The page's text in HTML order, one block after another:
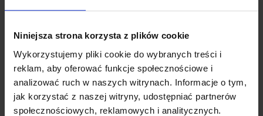
Niniejsza strona korzysta z plików cookie
Wykorzystujemy pliki cookie do wybranych treści i
reklam, aby oferować funkcje społecznościowe i
analizować ruch w naszych witrynach. Informacje o tym,
jak korzystać z naszej witryny, udostępniać partnerów
społecznościowych, reklamowych i analitycznych.
Teatr im. Cypriana Kamila
Norwida w Jeleniej Górze -
remont
dolnośląskie
Projektowanie zakończone